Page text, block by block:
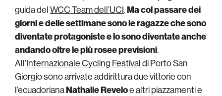
guida delWCC Team dell’UCI.Ma col passare dei
giorni e delle settimane sono le ragazze che sono
diventate protagoniste e lo sono diventate anche
andando oltre le più rosee previsioni.
All’Internazionale Cycling Festivaldi Porto San
Giorgio sono arrivate addirittura due vittorie con
l’ecuadorianaNathalie Reveloe altri piazzamenti e